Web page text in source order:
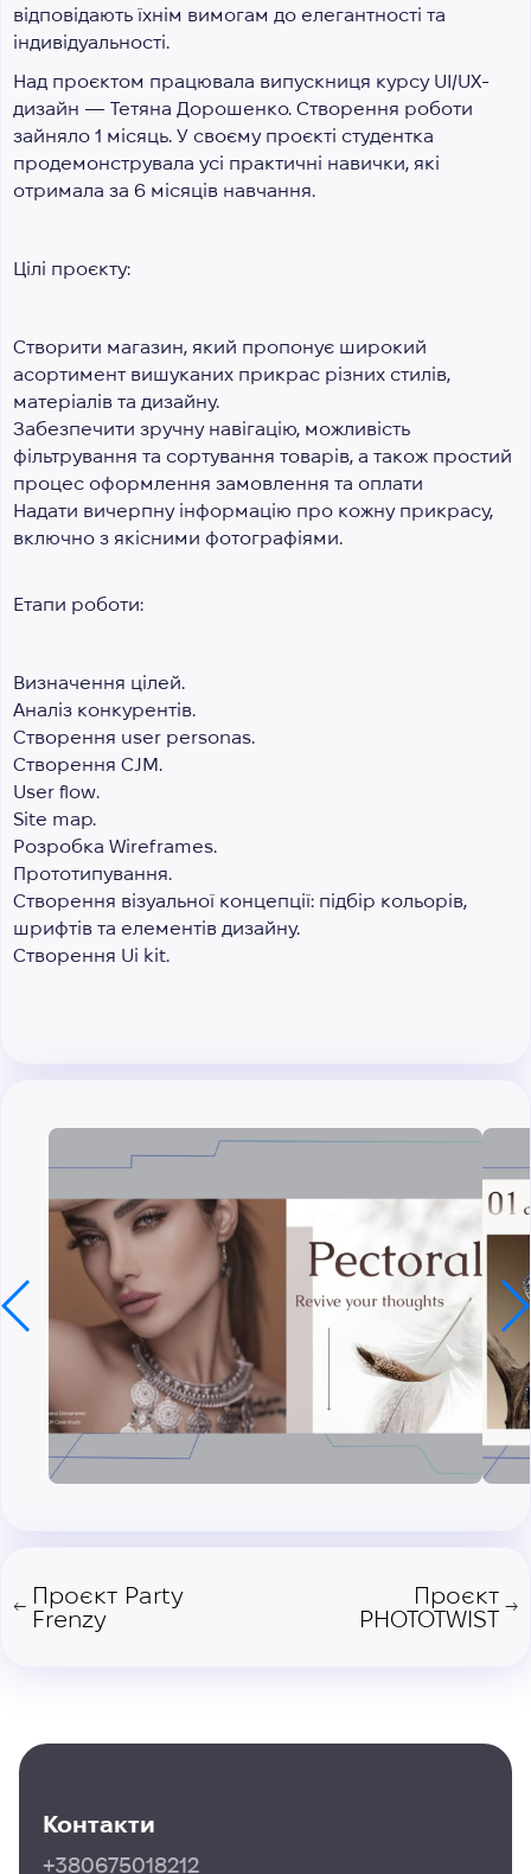
відповідають їхнім вимогам до елегантності та
індивідуальності.
Над проєктом працювала випускниця курсу UI/UX-
дизайн — Тетяна Дорошенко. Створення роботи
зайняло 1 місяць. У своєму проєкті студентка
продемонструвала усі практичні навички, які
отримала за 6 місяців навчання.
Цілі проєкту:
Створити магазин, який пропонує широкий
асортимент вишуканих прикрас різних стилів,
матеріалів та дизайну.
Забезпечити зручну навігацію, можливість
фільтрування та сортування товарів, а також простий
процес оформлення замовлення та оплати
Надати вичерпну інформацію про кожну прикрасу,
включно з якісними фотографіями.
Етапи роботи:
Визначення цілей.
Аналіз конкурентів.
Створення user personas.
Створення CJM.
User flow.
Site map.
Розробка Wireframes.
Прототипування.
Створення візуальної концепції: підбір кольорів,
шрифтів та елементів дизайну.
Створення Ui kit.
← Проєкт Party
Frenzy
Проєкт
PHOTOTWIST →
Контакти
+380675018212